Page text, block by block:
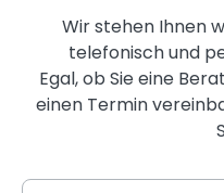
Wir stehen Ihnen
telefonisch und
Egal, ob Sie eine
einen Termin